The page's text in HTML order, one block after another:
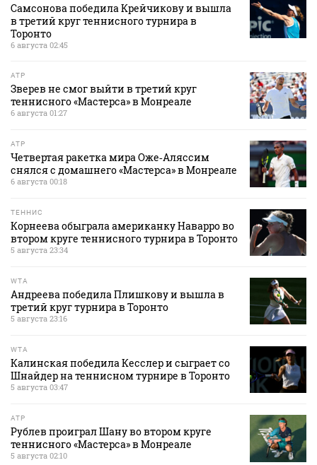
Самсонова победила Крейчикову и вышла
в третий круг теннисного турнира в
Торонто
6 августа 02:45
ATP
Зверев не смог выйти в третий круг
теннисного «Мастерса» в Монреале
6 августа 01:27
ATP
Четвертая ракетка мира Оже‑Аляссим
снялся с домашнего «Мастерса» в Монреале
6 августа 00:18
ТЕННИС
Корнеева обыграла американку Наварро во
втором круге теннисного турнира в Торонто
5 августа 23:34
WTA
Андреева победила Плишкову и вышла в
третий круг турнира в Торонто
5 августа 23:16
WTA
Калинская победила Кесслер и сыграет со
Шнайдер на теннисном турнире в Торонто
5 августа 03:47
ATP
Рублев проиграл Шану во втором круге
теннисного «Мастерса» в Монреале
5 августа 02:10